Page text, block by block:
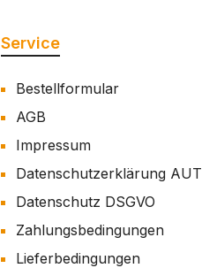
Service
Bestellformular
AGB
Impressum
Datenschutzerklärung AUT
Datenschutz DSGVO
Zahlungsbedingungen
Lieferbedingungen